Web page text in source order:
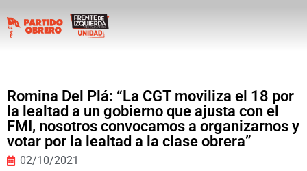
Romina Del Plá: “La CGT moviliza el 18 por
la lealtad a un gobierno que ajusta con el
FMI, nosotros convocamos a organizarnos y
votar por la lealtad a la clase obrera”
02/10/2021